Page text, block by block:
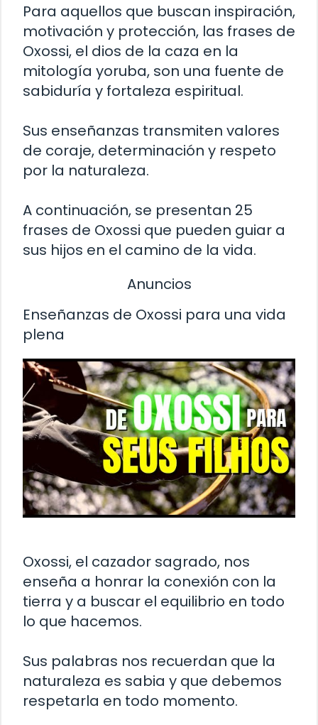
Para aquellos que buscan inspiración,
motivación y protección, las frases de
Oxossi, el dios de la caza en la
mitología yoruba, son una fuente de
sabiduría y fortaleza espiritual.
Sus enseñanzas transmiten valores
de coraje, determinación y respeto
por la naturaleza.
A continuación, se presentan 25
frases de Oxossi que pueden guiar a
sus hijos en el camino de la vida.
Anuncios
Enseñanzas de Oxossi para una vida
plena
Oxossi, el cazador sagrado, nos
enseña a honrar la conexión con la
tierra y a buscar el equilibrio en todo
lo que hacemos.
Sus palabras nos recuerdan que la
naturaleza es sabia y que debemos
respetarla en todo momento.